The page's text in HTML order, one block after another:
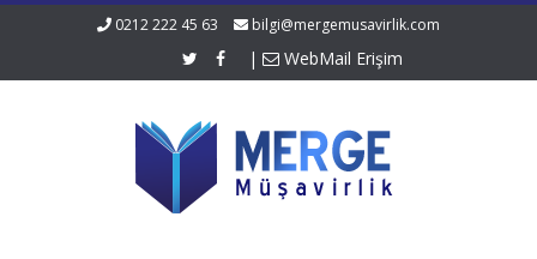
0212 222 45 63 bilgi@mergemusavirlik.com
| WebMail Erişim